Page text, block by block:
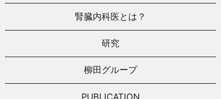
腎臓内科医とは？
研究
柳田グループ
PUBLICATION